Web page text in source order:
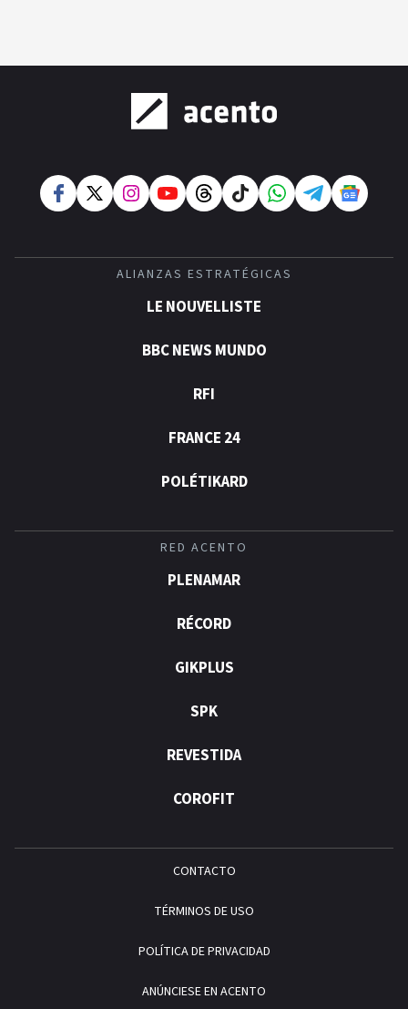
ALIANZAS ESTRATÉGICAS
LE NOUVELLISTE
BBC NEWS MUNDO
RFI
FRANCE 24
POLÉTIKARD
RED ACENTO
PLENAMAR
RÉCORD
GIKPLUS
SPK
REVESTIDA
COROFIT
CONTACTO
TÉRMINOS DE USO
POLÍTICA DE PRIVACIDAD
ANÚNCIESE EN ACENTO